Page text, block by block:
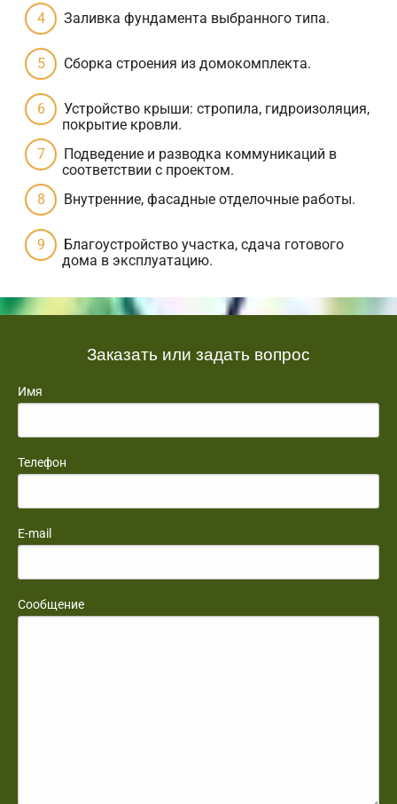
Заливка фундамента выбранного типа.
Сборка строения из домокомплекта.
Устройство крыши: стропила, гидроизоляция,
покрытие кровли.
Подведение и разводка коммуникаций в
соответствии с проектом.
Внутренние, фасадные отделочные работы.
Благоустройство участка, сдача готового
дома в эксплуатацию.
Заказать или задать вопрос
Имя
Телефон
E-mail
Сообщение